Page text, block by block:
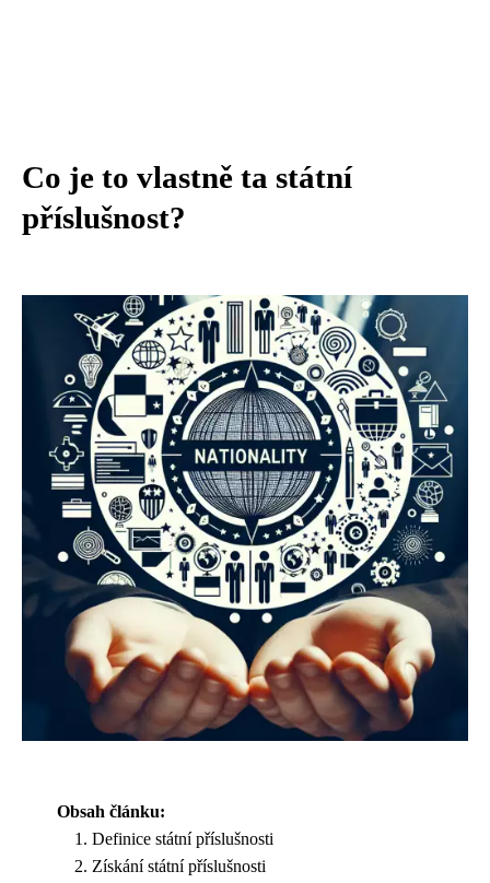
Co je to vlastně ta státní
příslušnost?
Obsah článku:
Definice státní příslušnosti
Získání státní příslušnosti